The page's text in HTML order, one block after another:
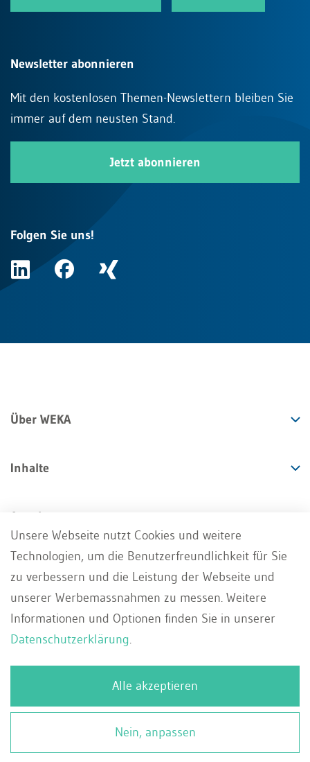
Newsletter abonnieren
Mit den kostenlosen Themen-Newslettern bleiben Sie
immer auf dem neusten Stand.
Jetzt abonnieren
Folgen Sie uns!
Über WEKA
Inhalte
Angebote
Services
Impressum AGB
Datenschutz
Whistleblowing Portal
Kontakt
© 2026 WEKA Business Media AG, Zürich
DE
Français
Unsere Webseite nutzt Cookies und weitere
Technologien, um die Benutzerfreundlichkeit für Sie
zu verbessern und die Leistung der Webseite und
unserer Werbemassnahmen zu messen. Weitere
Informationen und Optionen finden Sie in unserer
Datenschutzerklärung.
Alle akzeptieren
Nein, anpassen